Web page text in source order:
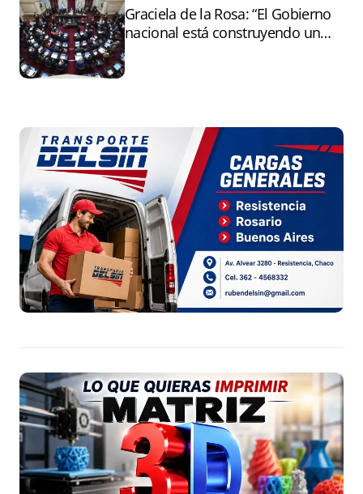
Graciela de la Rosa: “El Gobierno
nacional está construyendo un